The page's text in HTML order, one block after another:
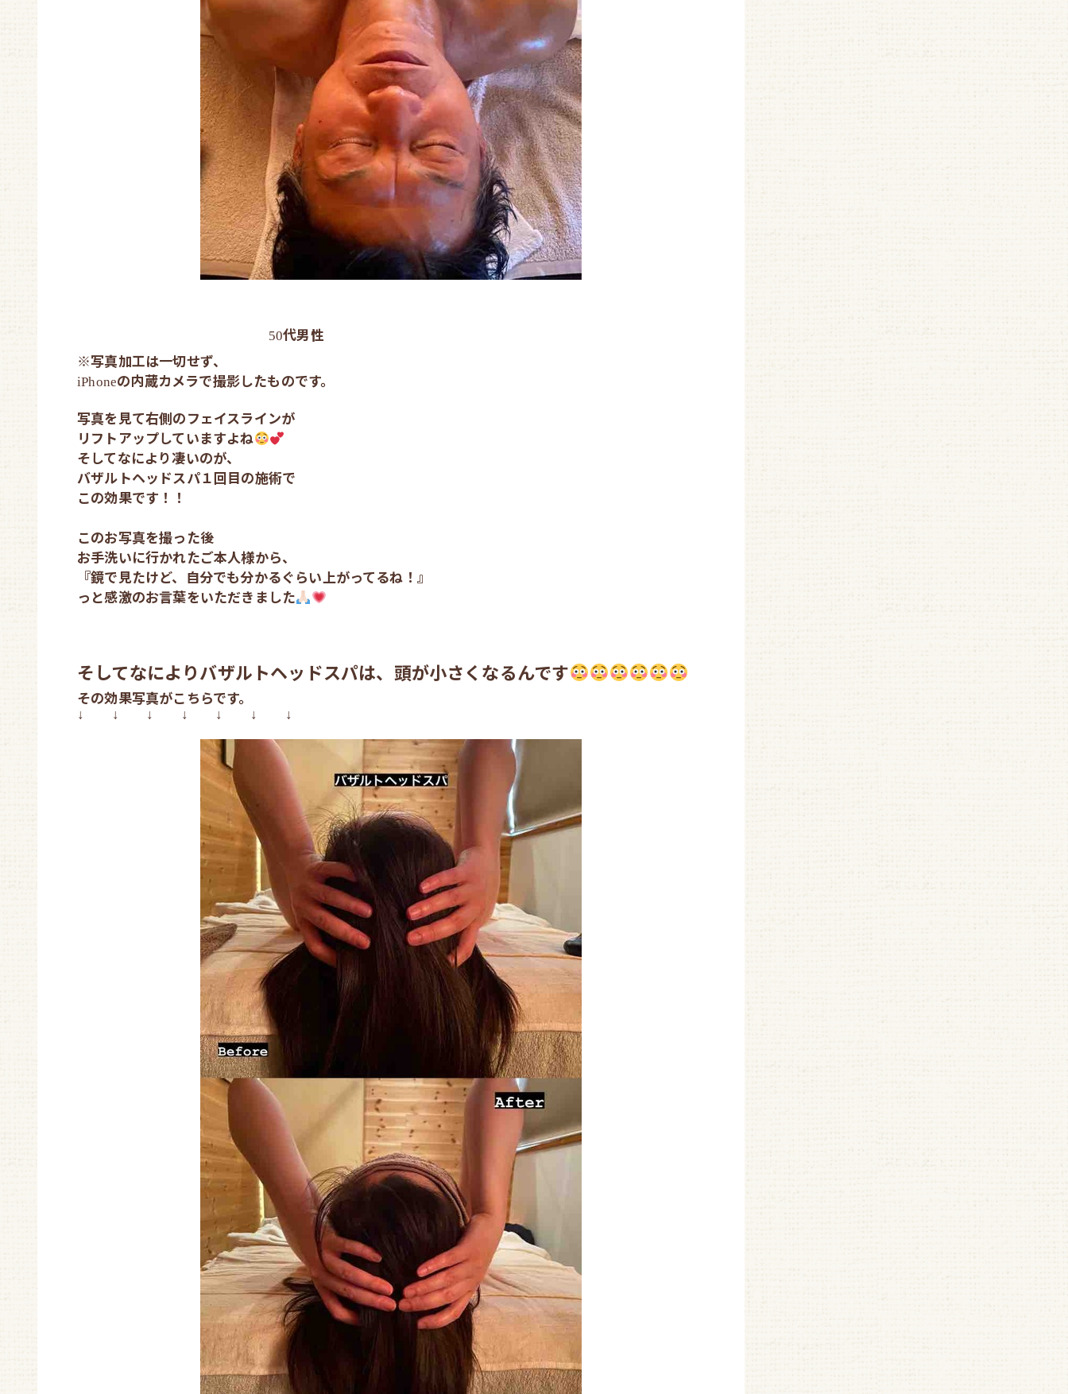
50代男性
※写真加工は一切せず、
iPhoneの内蔵カメラで撮影したものです。
写真を見て右側のフェイスラインが
リフトアップしていますよね
そしてなにより凄いのが、
バザルトヘッドスパ１回目の施術で
この効果です！！
このお写真を撮った後
お手洗いに行かれたご本人様から、
『鏡で見たけど、自分でも分かるぐらい上がってるね！』
っと感激のお言葉をいただきました
そしてなによりバザルトヘッドスパは、頭が小さくなるんです
その効果写真がこちらです。
↓ ↓ ↓ ↓ ↓ ↓ ↓